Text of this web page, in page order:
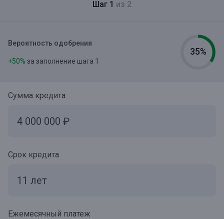
Шаг 1 из 2
Вероятность одобрения
35%
+50% за заполнение шага 1
Сумма кредита
Срок кредита
Ежемесячный платеж